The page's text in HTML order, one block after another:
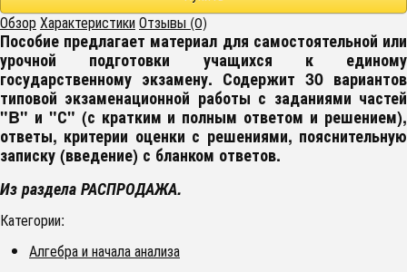
ОбзорХарактеристикиОтзывы (0)
Пособие предлагает материал для самостоятельной или
урочной подготовки учащихся к единому
государственному экзамену. Содержит 30 вариантов
типовой экзаменационной работы с заданиями частей
"B" и "С" (с кратким и полным ответом и решением),
ответы, критерии оценки с решениями, пояснительную
записку (введение) с бланком ответов.
Из раздела РАСПРОДАЖА.
Категории:
Алгебра и начала анализа